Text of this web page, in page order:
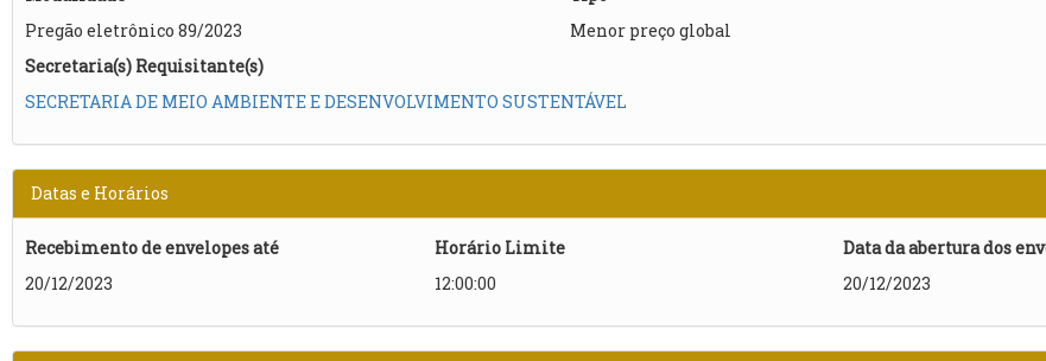
Pregão eletrônico 89/2023
Menor preço global
Secretaria(s) Requisitante(s)
SECRETARIA DE MEIO AMBIENTE E DESENVOLVIMENTO SUSTENTÁVEL
Datas e Horários
Recebimento de envelopes até
20/12/2023
Horário Limite
12:00:00
Data da abertura dos
20/12/2023